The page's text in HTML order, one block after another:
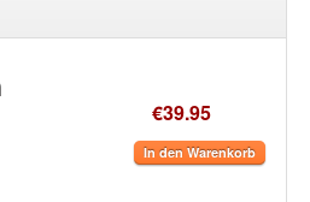
€39.95
In den Warenkorb